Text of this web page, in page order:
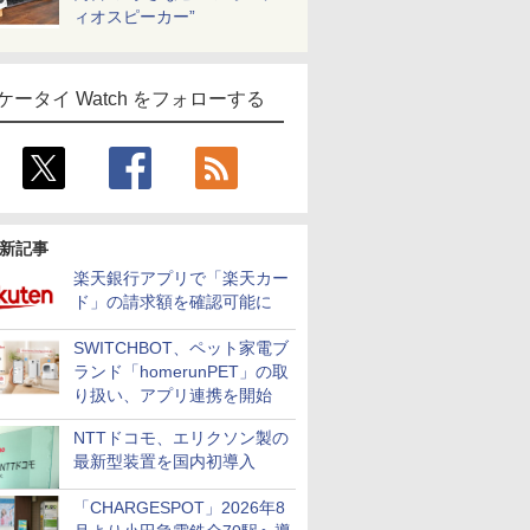
ィオスピーカー”
ータイ Watch をフォローする
記事
楽天銀行アプリで「楽天カー
ド」の請求額を確認可能に
SWITCHBOT、ペット家電ブ
ランド「homerunPET」の取
り扱い、アプリ連携を開始
NTTドコモ、エリクソン製の
最新型装置を国内初導入
「CHARGESPOT」2026年8